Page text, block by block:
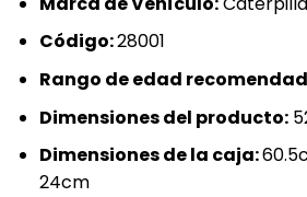
Código:28001
Rango de edad
Dimensiones del producto:
Dimensiones de la caja:
24cm